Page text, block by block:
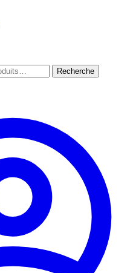
Recherche